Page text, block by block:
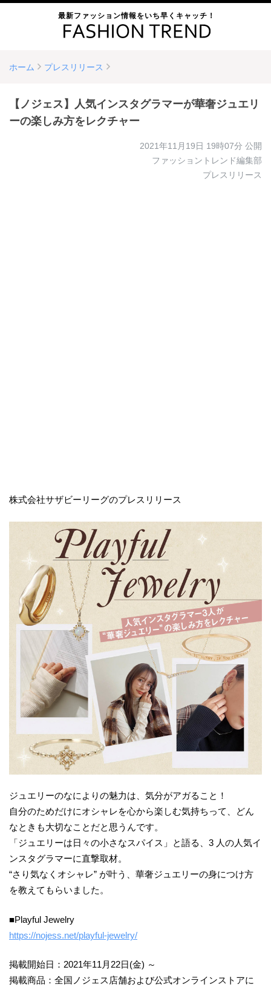
最新ファッション情報をいち早くキャッチ！
ホーム プレスリリース
【ノジェス】人気インスタグラマーが華奢ジュエリ
ーの楽しみ方をレクチャー
2021年11月19日 19時07分 公開
ファッショントレンド編集部
プレスリリース
株式会社サザビーリーグのプレスリリース
ジュエリーのなによりの魅力は、気分がアガること！
自分のためだけにオシャレを心から楽しむ気持ちって、どん
なときも大切なことだと思うんです。
「ジュエリーは日々の小さなスパイス」と語る、3 人の人気イ
ンスタグラマーに直撃取材。
“さり気なくオシャレ” が叶う、華奢ジュエリーの身につけ方
を教えてもらいました。
■Playful Jewelry
https://nojess.net/playful-jewelry/
掲載開始日：2021年11月22日(金) ～
掲載商品：全国ノジェス店舗および公式オンラインストアに